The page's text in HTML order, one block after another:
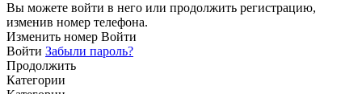
Вы можете войти в него или продолжить регистрацию,
изменив номер телефона.
Изменить номер Войти
Войти Забыли пароль?
Продолжить
Категории